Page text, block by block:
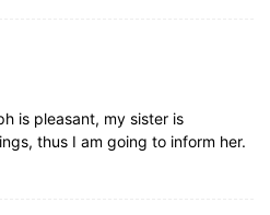
is pleasant, my sister is
thus I am going to inform her.